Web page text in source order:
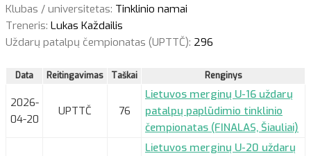
Klubas / universitetas: Tinklinio namai
Treneris: Lukas Každailis
Uždarų patalpų čempionatas (UPTTČ): 296
Data Reitingavimas Taškai Renginys
2026-
04-20
UPTTČ 76
Lietuvos merginų U-16 uždarų
patalpų paplūdimio tinklinio
čempionatas (FINALAS, Šiauliai)
Lietuvos merginų U-20 uždarų